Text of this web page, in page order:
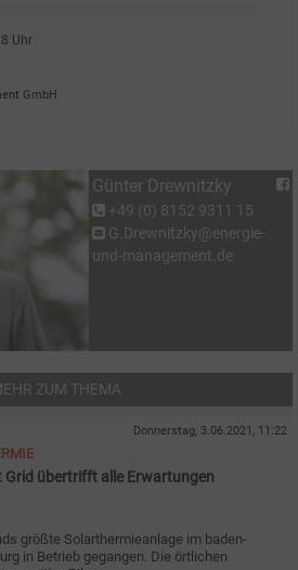
Uhr
GmbH
Günter Drewnitzky
+49 (0) 8152 9311 15
G.Drewnitzky@energie-
und-management.de
ZUM THEMA
Donnerstag, 3.06.2021, 11:22
Grid übertrifft alle Erwartungen
größte Solarthermieanlage im baden-
in Betrieb gegangen. Die örtlichen